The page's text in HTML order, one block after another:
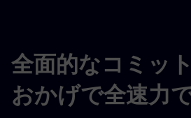
全面的なコミッ
おかげで全速力